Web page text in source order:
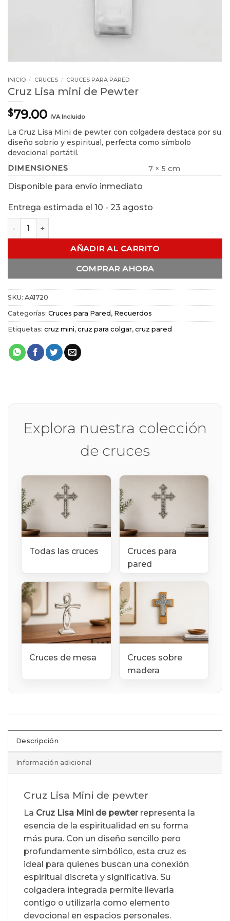
INICIO / CRUCES / CRUCES PARA PARED
Cruz Lisa mini de Pewter
$79.00 IVA Incluido
La Cruz Lisa Mini de pewter con colgadera destaca por su
diseño sobrio y espiritual, perfecta como símbolo
devocional portátil.
DIMENSIONES
7 × 5 cm
Disponible para envío inmediato
Entrega estimada el 10 - 23 agosto
Cruz Lisa mini de Pewter cantidad
AÑADIR AL CARRITO
COMPRAR AHORA
SKU: AA1720
Categorías: Cruces para Pared , Recuerdos
Etiquetas: cruz mini, cruz para colgar, cruz pared
Explora nuestra colección
de cruces
Todas las cruces
Cruces para
pared
Cruces de mesa
Cruces sobre
madera
Descripción
Información adicional
Cruz Lisa Mini de pewter
La Cruz Lisa Mini de pewterrepresenta la
esencia de la espiritualidad en su forma
más pura. Con un diseño sencillo pero
profundamente simbólico, esta cruz es
ideal para quienes buscan una conexión
espiritual discreta y significativa. Su
colgadera integrada permite llevarla
contigo o utilizarla como elemento
devocional en espacios personales.